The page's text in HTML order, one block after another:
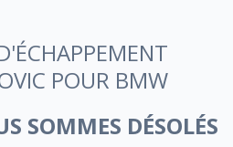
POUR BMW
SOMMES DÉSOLÉS